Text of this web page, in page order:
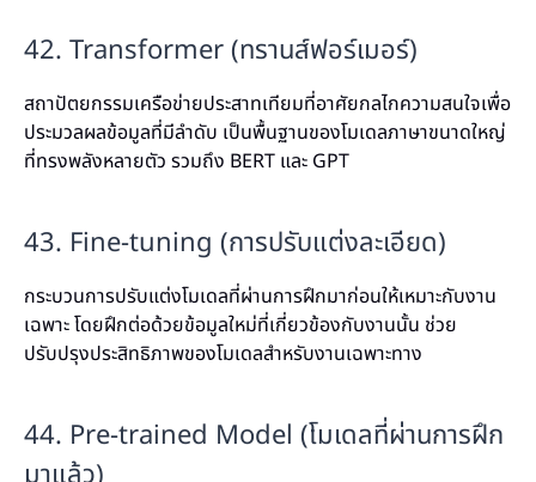
42. Transformer (ทรานส์ฟอร์เมอร์)
สถาปัตยกรรมเครือข่ายประสาทเทียมที่อาศัยกลไกความสนใจเพื่อ
ประมวลผลข้อมูลที่มีลำดับ เป็นพื้นฐานของโมเดลภาษาขนาดใหญ่
ที่ทรงพลังหลายตัว รวมถึง BERT และ GPT
43. Fine-tuning (การปรับแต่งละเอียด)
กระบวนการปรับแต่งโมเดลที่ผ่านการฝึกมาก่อนให้เหมาะกับงาน
เฉพาะ โดยฝึกต่อด้วยข้อมูลใหม่ที่เกี่ยวข้องกับงานนั้น ช่วย
ปรับปรุงประสิทธิภาพของโมเดลสำหรับงานเฉพาะทาง
44. Pre-trained Model (โมเดลที่ผ่านการฝึก